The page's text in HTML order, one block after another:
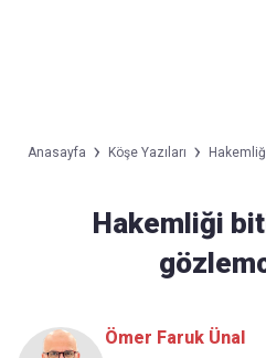
Anasayfa Köşe Yazıları
Hakemliği
Ömer Faruk Ünal